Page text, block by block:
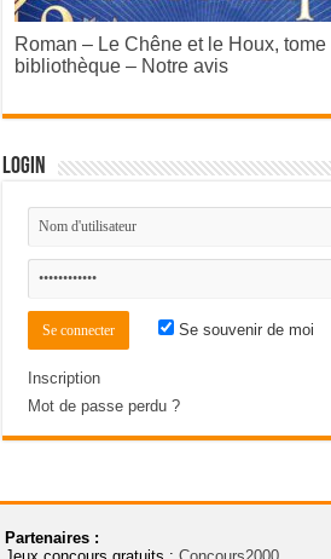
Roman – Le Chêne et le Houx, tome
bibliothèque – Notre avis
Login
Se souvenir de moi
Inscription
Mot de passe perdu ?
Partenaires :